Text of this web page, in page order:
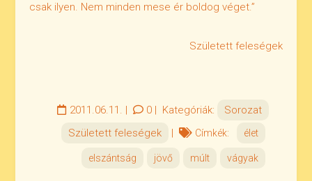
csak ilyen. Nem minden mese ér boldog véget.”
Született feleségek
2011.06.11. | 0| Kategóriák:
Sorozat
Született feleségek
| Címkék: élet
elszántság jövő múlt vágyak